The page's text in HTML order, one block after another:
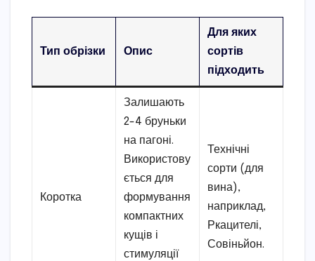
Тип обрізки Опис
Для яких
сортів
підходить
Коротка
Залишають
2-4 бруньки
на пагоні.
Використову
ється для
формування
компактних
кущів і
стимуляції
Технічні
сорти (для
вина),
наприклад,
Ркацителі,
Совіньйон.